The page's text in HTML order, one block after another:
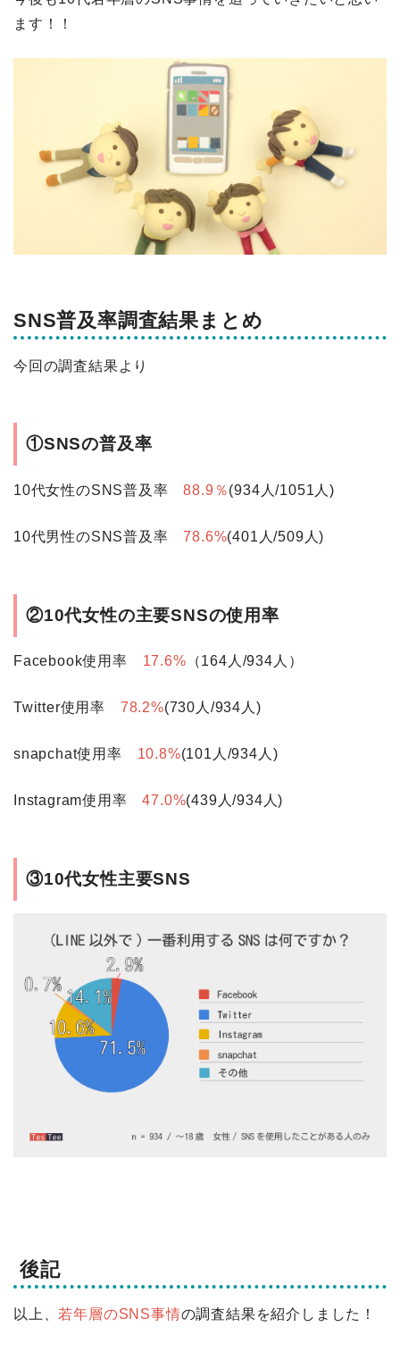
ます！！
SNS普及率調査結果まとめ
今回の調査結果より
①SNSの普及率
10代女性のSNS普及率88.9％(934人/1051人)
10代男性のSNS普及率78.6%(401人/509人)
②10代女性の主要SNSの使用率
Facebook使用率 17.6% （164人/934人）
Twitter使用率 78.2%(730人/934人)
snapchat使用率 10.8%(101人/934人)
Instagram使用率47.0%(439人/934人)
③10代女性主要SNS
後記
以上、 若年層のSNS事情の調査結果を紹介しました！